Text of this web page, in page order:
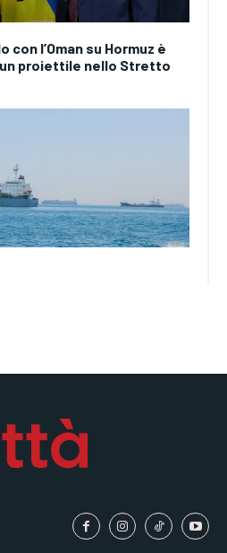
con l’Oman su Hormuz è
un proiettile nello Stretto